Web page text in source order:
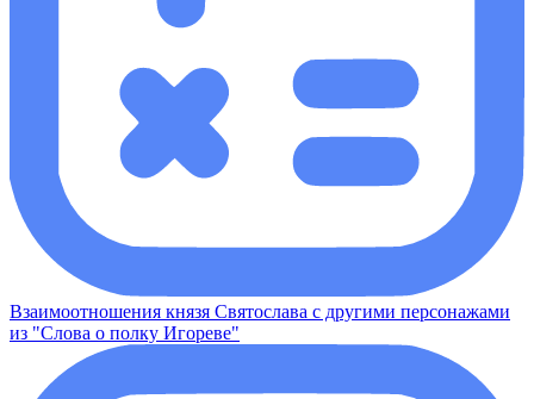
Взаимоотношения князя Святослава с другими персонажами
из "Слова о полку Игореве"